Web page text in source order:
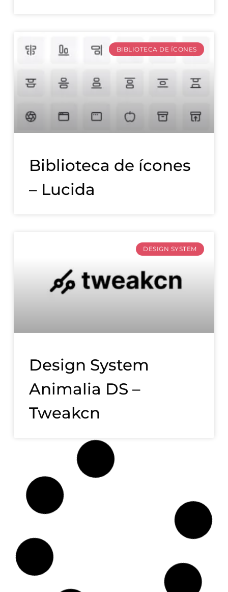
BIBLIOTECA DE ÍCONES
Biblioteca de ícones
– Lucida
DESIGN SYSTEM
Design System
Animalia DS –
Tweakcn